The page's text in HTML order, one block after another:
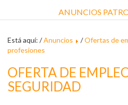
ANUNCIOS
Está aquí: /Anuncios /Ofertas de
profesiones
OFERTA DE
SEGURIDAD